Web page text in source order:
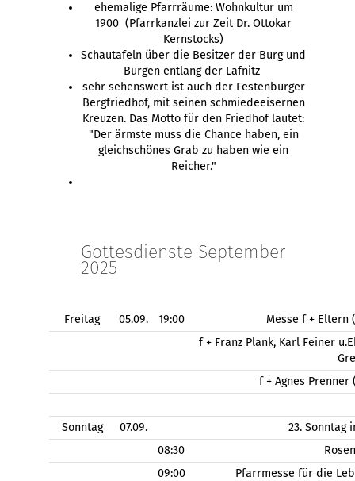
ehemalige Pfarrräume: Wohnkultur um
1900 (Pfarrkanzlei zur Zeit Dr. Ottokar
Kernstocks)
Schautafeln über die Besitzer der Burg und
Burgen entlang der Lafnitz
sehr sehenswert ist auch der Festenburger
Bergfriedhof, mit seinen schmiedeeisernen
Kreuzen. Das Motto für den Friedhof lautet:
"Der ärmste muss die Chance haben, ein
gleichschönes Grab zu haben wie ein
Reicher."
Gottesdienste September
2025
Freitag 05.09. 19:00
Messe f + Eltern
f + Franz Plank, Karl Feiner
f + Agnes Prenner
Sonntag 07.09.
23. Sonntag
08:30
09:00
Pfarrmesse für die